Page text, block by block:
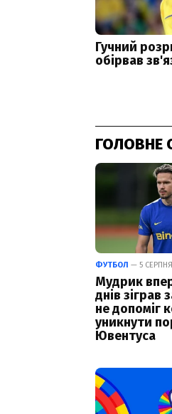
ГОЛОВНЕ
ФУТБОЛ — 5
Мудрик
днів зіграв
не допоміг
уникнути
Ювентуса